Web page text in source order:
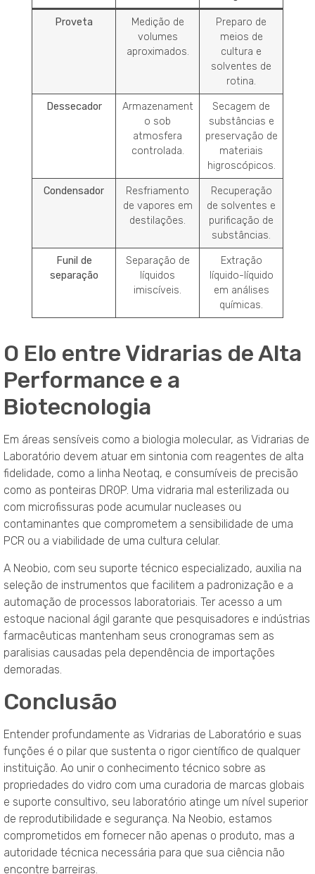
Proveta
Medição de
volumes
aproximados.
Preparo de
meios de
cultura e
solventes de
rotina.
Dessecador
Armazenament
o sob
atmosfera
controlada.
Secagem de
substâncias e
preservação de
materiais
higroscópicos.
Condensador
Resfriamento
de vapores em
destilações.
Recuperação
de solventes e
purificação de
substâncias.
Funil de
separação
Separação de
líquidos
imiscíveis.
Extração
líquido-líquido
em análises
químicas.
O Elo entre Vidrarias de Alta
Performance e a
Biotecnologia
Em áreas sensíveis como a biologia molecular, as Vidrarias de
Laboratório devem atuar em sintonia com reagentes de alta
fidelidade, como a linha Neotaq, e consumíveis de precisão
como as ponteiras DROP. Uma vidraria mal esterilizada ou
com microfissuras pode acumular nucleases ou
contaminantes que comprometem a sensibilidade de uma
PCR ou a viabilidade de uma cultura celular.
A Neobio, com seu suporte técnico especializado, auxilia na
seleção de instrumentos que facilitem a padronização e a
automação de processos laboratoriais. Ter acesso a um
estoque nacional ágil garante que pesquisadores e indústrias
farmacêuticas mantenham seus cronogramas sem as
paralisias causadas pela dependência de importações
demoradas.
Conclusão
Entender profundamente as Vidrarias de Laboratório e suas
funções é o pilar que sustenta o rigor científico de qualquer
instituição. Ao unir o conhecimento técnico sobre as
propriedades do vidro com uma curadoria de marcas globais
e suporte consultivo, seu laboratório atinge um nível superior
de reprodutibilidade e segurança. Na Neobio, estamos
comprometidos em fornecer não apenas o produto, mas a
autoridade técnica necessária para que sua ciência não
encontre barreiras.